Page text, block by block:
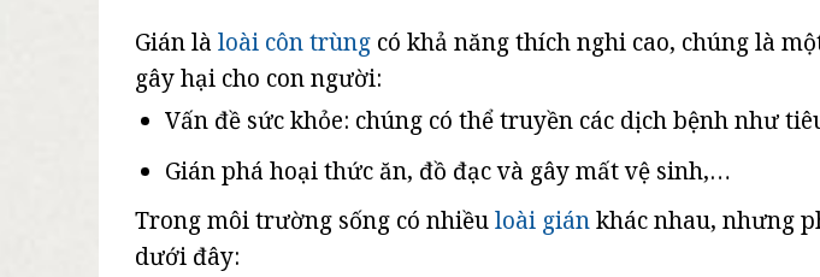
Gián là loài côn trùng có khả năng thích nghi cao, chúng là
gây hại cho con người:
Vấn đề sức khỏe: chúng có thể truyền các dịch bệnh như
Gián phá hoại thức ăn, đồ đạc và gây mất vệ sinh,…
Trong môi trường sống có nhiềuloài giánkhác nhau, nhưng
dưới đây: